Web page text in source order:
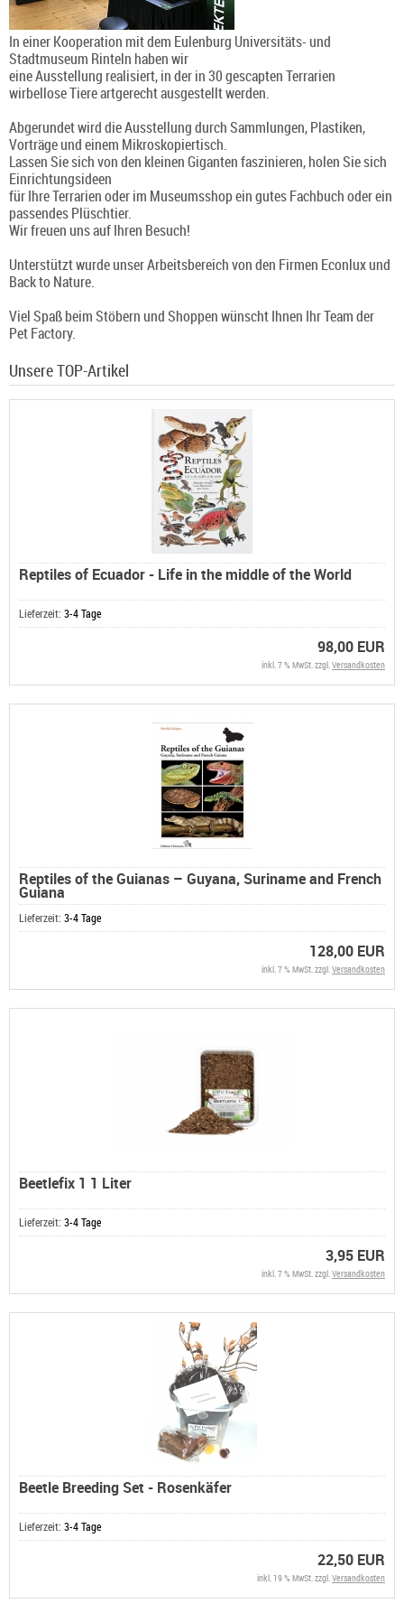
In einer Kooperation mit dem Eulenburg Universitäts- und
Stadtmuseum Rinteln haben wir
eine Ausstellung realisiert, in der in 30 gescapten Terrarien
wirbellose Tiere artgerecht ausgestellt werden.
Abgerundet wird die Ausstellung durch Sammlungen, Plastiken,
Vorträge und einem Mikroskopiertisch.
Lassen Sie sich von den kleinen Giganten faszinieren, holen Sie sich
Einrichtungsideen
für Ihre Terrarien oder im Museumsshop ein gutes Fachbuch oder ein
passendes Plüschtier.
Wir freuen uns auf Ihren Besuch!
Unterstützt wurde unser Arbeitsbereich von den Firmen Econlux und
Back to Nature.
Viel Spaß beim Stöbern und Shoppen wünscht Ihnen Ihr Team der
Pet Factory.
Unsere TOP-Artikel
Reptiles of Ecuador - Life in the middle of the World
Lieferzeit: 3-4 Tage
98,00 EUR
inkl. 7 % MwSt. zzgl. Versandkosten
Reptiles of the Guianas – Guyana, Suriname and French
Guiana
Lieferzeit: 3-4 Tage
128,00 EUR
inkl. 7 % MwSt. zzgl. Versandkosten
Beetlefix 1 1 Liter
Lieferzeit: 3-4 Tage
3,95 EUR
inkl. 7 % MwSt. zzgl. Versandkosten
Beetle Breeding Set - Rosenkäfer
Lieferzeit: 3-4 Tage
22,50 EUR
inkl. 19 % MwSt. zzgl. Versandkosten